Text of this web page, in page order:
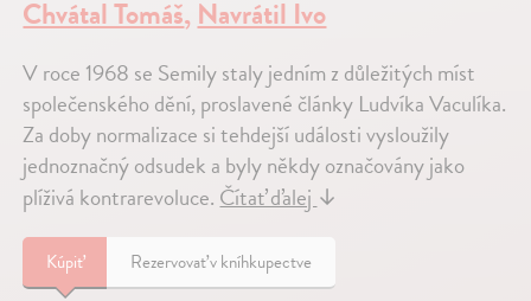
Chvátal Tomáš,Navrátil Ivo
V roce 1968 se Semily staly jedním z důležitých míst
společenského dění, proslavené články Ludvíka Vaculíka.
Za doby normalizace si tehdejší události vysloužily
jednoznačný odsudek a byly někdy označovány jako
plíživá kontrarevoluce.Čítať ďalej↓
Kúpiť Rezervovať v kníhkupectve